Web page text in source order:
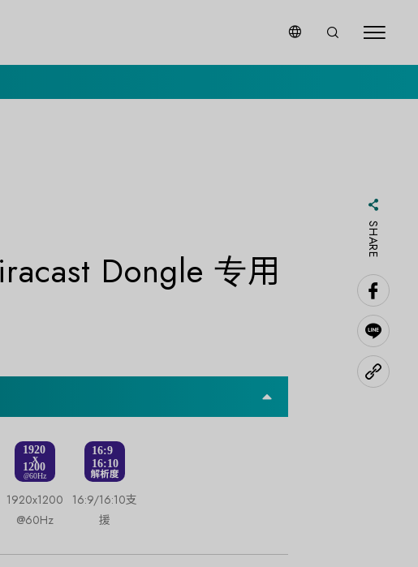
Dongle 专用
1920x1200
@60Hz
16:9/16:10支
援
SHARE